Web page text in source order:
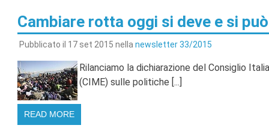
Cambiare rotta oggi si deve e si
Pubblicato il 17 set 2015 nella newsletter 33/2015
Rilanciamo la dichiarazione del Consiglio
(CIME) sulle politiche [...]
READ MORE